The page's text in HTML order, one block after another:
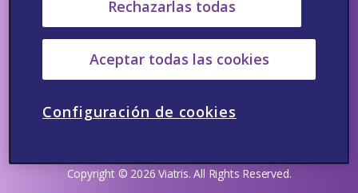
¡Síguenos!
Contacto Politica de privacidad
Aviso de Cookies
Copyright © 2026 Viatris. All Rights Reserved.
Rechazarlas todas
Aceptar todas las cookies
Configuración de cookies